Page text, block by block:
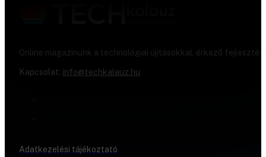
Online magazinunk a technológiai újításokkal, érkező
Kapcsolat: info@techkalauz.hu
Adatkezelési tájékoztató